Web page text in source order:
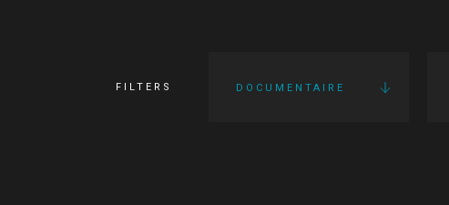
FILTERS DOCUMENTAIRE